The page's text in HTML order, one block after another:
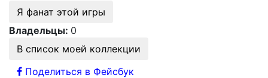
Я фанат этой игры
Владельцы: 0
В список моей коллекции
Поделиться в Фейсбук